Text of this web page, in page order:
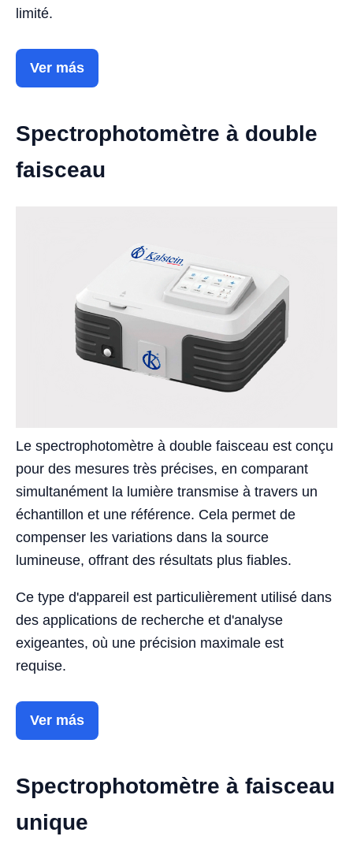
limité.
Ver más
Spectrophotomètre à double
faisceau
Le spectrophotomètre à double faisceau est conçu
pour des mesures très précises, en comparant
simultanément la lumière transmise à travers un
échantillon et une référence. Cela permet de
compenser les variations dans la source
lumineuse, offrant des résultats plus fiables.
Ce type d'appareil est particulièrement utilisé dans
des applications de recherche et d'analyse
exigeantes, où une précision maximale est
requise.
Ver más
Spectrophotomètre à faisceau
unique